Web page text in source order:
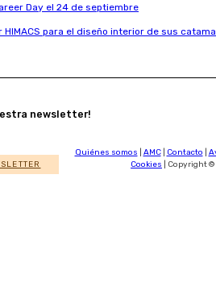
Day el 24 de septiembre
HIMACS para el diseño interior de sus
newsletter!
Quiénes somos AMC| Contacto
Cookies | Copyright